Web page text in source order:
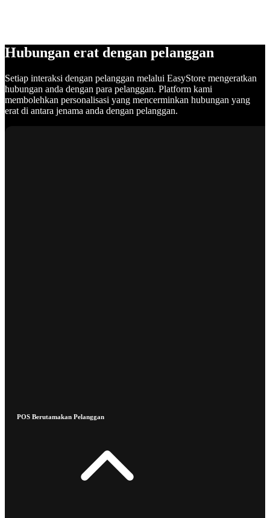
Hubungan erat dengan pelanggan
Setiap interaksi dengan pelanggan melalui EasyStore mengeratkan
hubungan anda dengan para pelanggan. Platform kami
membolehkan personalisasi yang mencerminkan hubungan yang
erat di antara jenama anda dengan pelanggan.
POS Berutamakan Pelanggan